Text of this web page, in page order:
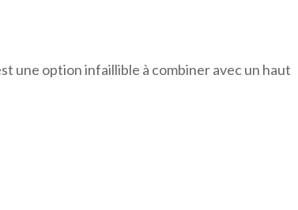
une option infaillible à combiner avec un haut